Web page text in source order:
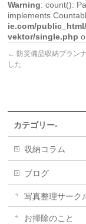
Warning: count():
implements
ie.com/
vektor/single.php
← 防災備品収納プラン
した
カテゴリー-
収納コラム
ブログ
写真整理サーク
お掃除のこと